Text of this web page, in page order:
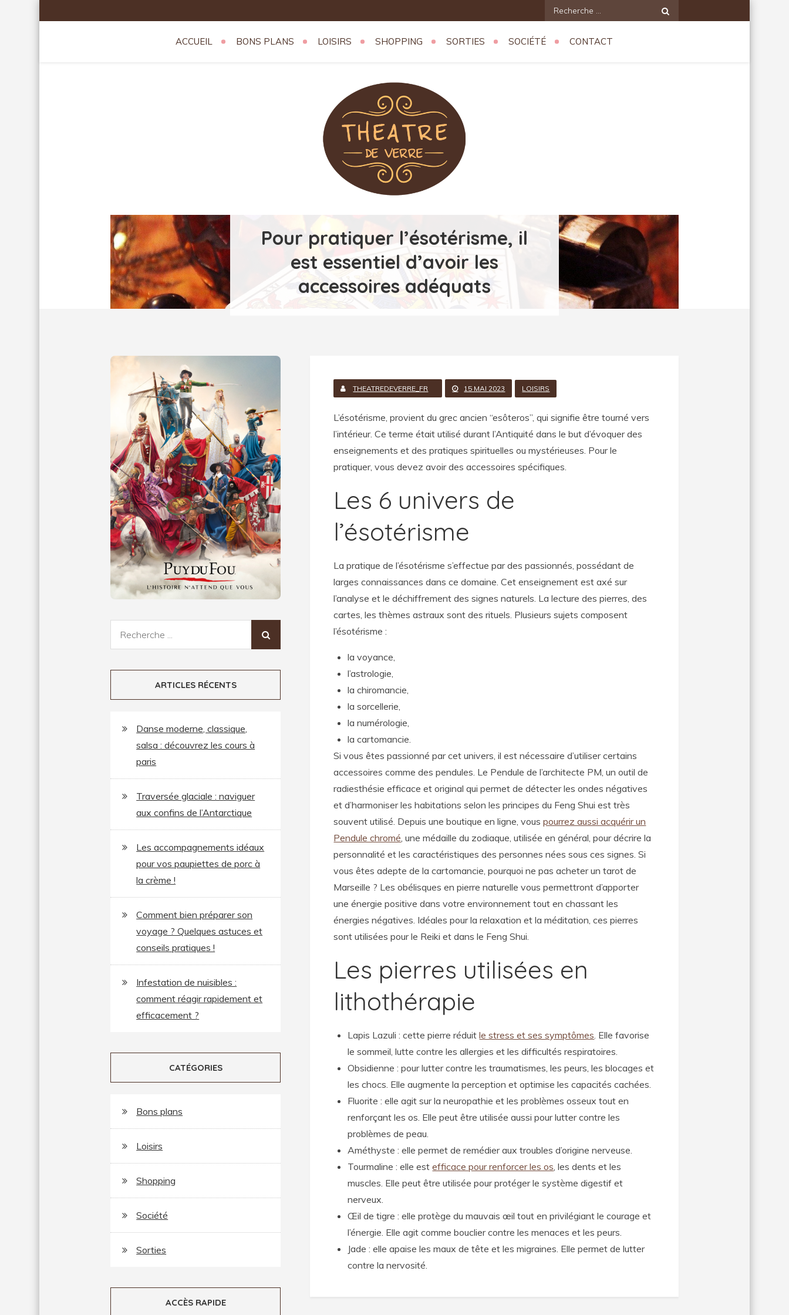
to
Recherche
pour:
ACCUEIL BONS PLANS LOISIRS SHOPPING SORTIES SOCIÉTÉ CONTACT
TheatredeverrePour pratiquer l’ésotérisme, il
est essentiel d’avoir les
accessoires adéquats
THEATREDEVERRE_FR 15 MAI 2023 LOISIRS
L’ésotérisme, provient du grec ancien “esôteros”, qui signifie être tourné vers
l’intérieur. Ce terme était utilisé durant l’Antiquité dans le but d’évoquer des
enseignements et des pratiques spirituelles ou mystérieuses. Pour le
pratiquer, vous devez avoir des accessoires spécifiques.
Les 6 univers de
l’ésotérisme
La pratique de l’ésotérisme s’effectue par des passionnés, possédant de
larges connaissances dans ce domaine. Cet enseignement est axé sur
l’analyse et le déchiffrement des signes naturels. La lecture des pierres, des
cartes, les thèmes astraux sont des rituels. Plusieurs sujets composent
l’ésotérisme :
la voyance,
l’astrologie,
la chiromancie,
la sorcellerie,
la numérologie,
la cartomancie.
Si vous êtes passionné par cet univers, il est nécessaire d’utiliser certains
accessoires comme des pendules. Le Pendule de l’architecte PM, un outil de
radiesthésie efficace et original qui permet de détecter les ondes négatives
et d’harmoniser les habitations selon les principes du Feng Shui est très
souvent utilisé. Depuis une boutique en ligne, vouspourrez aussi acquérir un
Pendule chromé, une médaille du zodiaque, utilisée en général, pour décrire la
personnalité et les caractéristiques des personnes nées sous ces signes. Si
vous êtes adepte de la cartomancie, pourquoi ne pas acheter un tarot de
Marseille ? Les obélisques en pierre naturelle vous permettront d’apporter
une énergie positive dans votre environnement tout en chassant les
énergies négatives. Idéales pour la relaxation et la méditation, ces pierres
sont utilisées pour le Reiki et dans le Feng Shui.
Les pierres utilisées en
lithothérapie
Lapis Lazuli : cette pierre réduitle stress et ses symptômes. Elle favorise
le sommeil, lutte contre les allergies et les difficultés respiratoires.
Obsidienne : pour lutter contre les traumatismes, les peurs, les blocages et
les chocs. Elle augmente la perception et optimise les capacités cachées.
Fluorite : elle agit sur la neuropathie et les problèmes osseux tout en
renforçant les os. Elle peut être utilisée aussi pour lutter contre les
problèmes de peau.
Améthyste : elle permet de remédier aux troubles d’origine nerveuse.
Tourmaline : elle estefficace pour renforcer les os, les dents et les
muscles. Elle peut être utilisée pour protéger le système digestif et
nerveux.
Œil de tigre : elle protège du mauvais œil tout en privilégiant le courage et
l’énergie. Elle agit comme bouclier contre les menaces et les peurs.
Jade : elle apaise les maux de tête et les migraines. Elle permet de lutter
contre la nervosité.
ARTICLES RÉCENTS
Danse moderne, classique,
salsa : découvrez les cours à
paris
Traversée glaciale : naviguer
aux confins de l’Antarctique
Les accompagnements idéaux
pour vos paupiettes de porc à
la crème !
Comment bien préparer son
voyage ? Quelques astuces et
conseils pratiques !
Infestation de nuisibles :
comment réagir rapidement et
efficacement ?
CATÉGORIES
Bons plans
Loisirs
Shopping
Société
Sorties
ACCÈS RAPIDE